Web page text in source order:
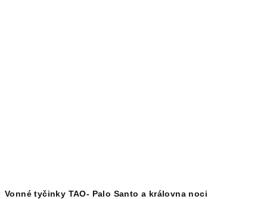
Vonné tyčinky TAO- Palo Santo a královna noci